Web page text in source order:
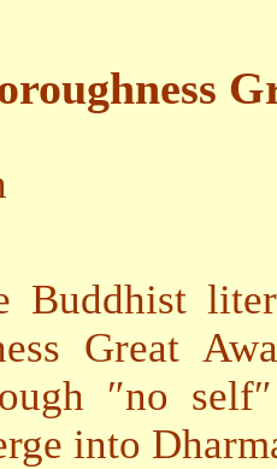
Buddhist
Great
″no
into